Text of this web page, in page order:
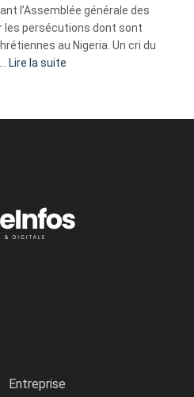
ses
tripes »
l’Assemblée générale des
les persécutions dont sont
au Nigeria. Un cri du
Lire la suite
Nigeria,
Entreprise